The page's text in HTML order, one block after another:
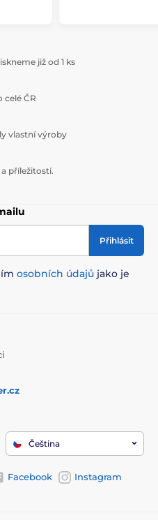
již od 1 ks
celé ČR
vlastní výroby
příležitostí.
Přihlásit
osobních údajů jako je
Čeština
Facebook
Instagram